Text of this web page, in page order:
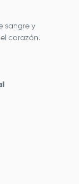
sangre y
corazón.